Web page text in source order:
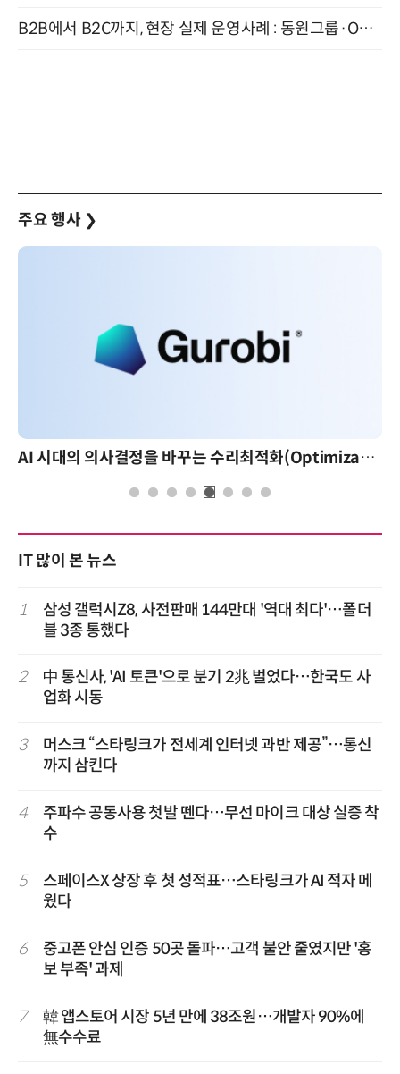
B2B에서 B2C까지, 현장 실제 운영사례 : 동원그룹·OCI·다이닝브랜즈그룹·당근 (8/27)
주요 행사 ❯
AI 시대의 의사결정을 바꾸는 수리최적화(Optimization): 실제 산업 적용 사례와 활용 전략
IT 많이 본 뉴스
1
삼성 갤럭시Z8, 사전판매 144만대 '역대 최다'…폴더
블 3종 통했다
2
中 통신사, 'AI 토큰'으로 분기 2兆 벌었다…한국도 사
업화 시동
3
머스크 “스타링크가 전세계 인터넷 과반 제공”…통신
까지 삼킨다
4
주파수 공동사용 첫발 뗀다…무선 마이크 대상 실증 착
수
5
스페이스X 상장 후 첫 성적표…스타링크가 AI 적자 메
웠다
6
중고폰 안심 인증 50곳 돌파…고객 불안 줄였지만 '홍
보 부족' 과제
7
韓 앱스토어 시장 5년 만에 38조원…개발자 90%에
無수수료